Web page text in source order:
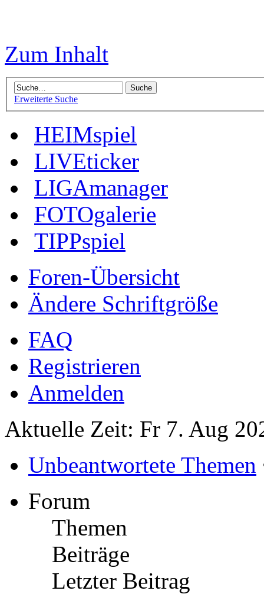
Zum Inhalt
Erweiterte Suche
HEIMspiel
LIVEticker
LIGAmanager
FOTOgalerie
TIPPspiel
Foren-Übersicht
Ändere Schriftgröße
FAQ
Registrieren
Anmelden
Aktuelle Zeit: Fr 7. Aug
Unbeantwortete Themen
Forum
Themen
Beiträge
Letzter Beitrag